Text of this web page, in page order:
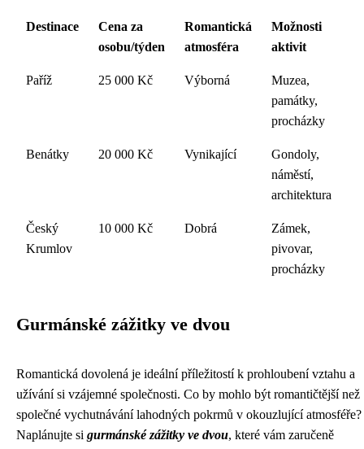
Destinace
Cena za
osobu/týden
Romantická
atmosféra
Možnosti
aktivit
Paříž 25 000 Kč Výborná
Muzea,
památky,
procházky
Benátky 20 000 Kč Vynikající
Gondoly,
náměstí,
architektura
Český
Krumlov
10 000 Kč Dobrá
Zámek,
pivovar,
procházky
Gurmánské zážitky ve dvou
Romantická dovolená je ideální příležitostí k prohloubení vztahu a
užívání si vzájemné společnosti. Co by mohlo být romantičtější než
společné vychutnávání lahodných pokrmů v okouzlující atmosféře?
Naplánujte si gurmánské zážitky ve dvou, které vám zaručeně